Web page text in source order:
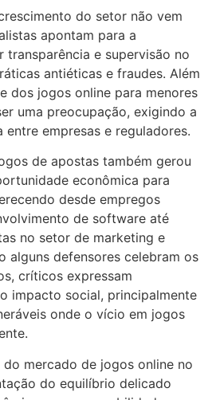
do setor não vem
apontam para a
transparência e supervisão no
antiéticas e fraudes. Além
dos jogos online para menores
uma preocupação, exigindo a
empresas e reguladores.
de apostas também gerou
econômica para
desde empregos
de software até
no setor de marketing e
alguns defensores celebram os
críticos expressam
impacto social, principalmente
onde o vício em jogos
do mercado de jogos online no
do equilíbrio delicado